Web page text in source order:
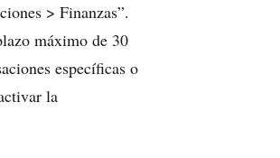
> Finanzas”.
máximo de 30
específicas o
la